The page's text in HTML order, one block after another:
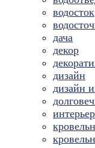
водосток
дача
декор
дизайн
дизайн
интерьер